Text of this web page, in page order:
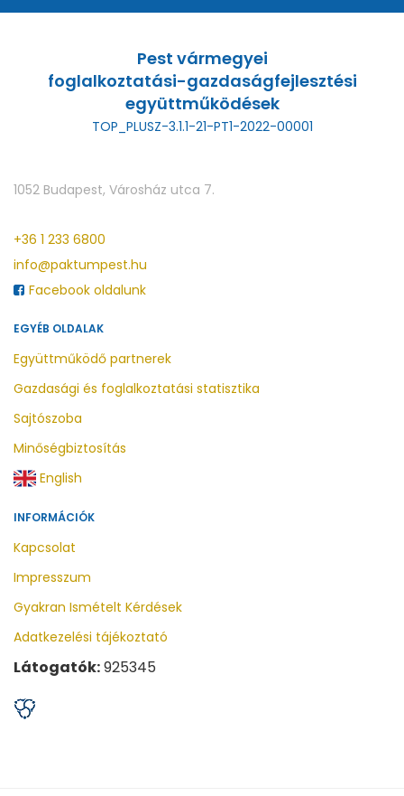
Pest vármegyei
foglalkoztatási-gazdaságfejlesztési
együttműködések
TOP_PLUSZ-3.1.1-21-PT1-2022-00001
1052 Budapest, Városház utca 7.
+36 1 233 6800
info@paktumpest.hu
Facebook oldalunk
EGYÉB OLDALAK
Együttműködő partnerek
Gazdasági és foglalkoztatási statisztika
Sajtószoba
Minőségbiztosítás
English
INFORMÁCIÓK
Kapcsolat
Impresszum
Gyakran Ismételt Kérdések
Adatkezelési tájékoztató
Látogatók:925345